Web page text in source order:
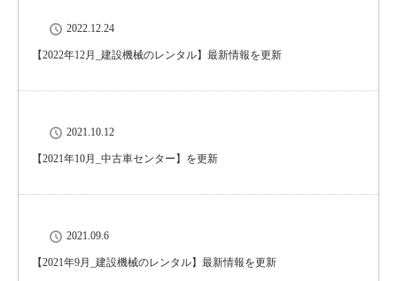
2022.12.24
【2022年12月_建設機械のレンタル】最新情報を更新
2021.10.12
【2021年10月_中古車センター】を更新
2021.09.6
【2021年9月_建設機械のレンタル】最新情報を更新